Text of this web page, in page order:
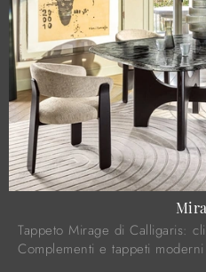
Tappeto Mirage di Calligaris:
Complementi e tappeti